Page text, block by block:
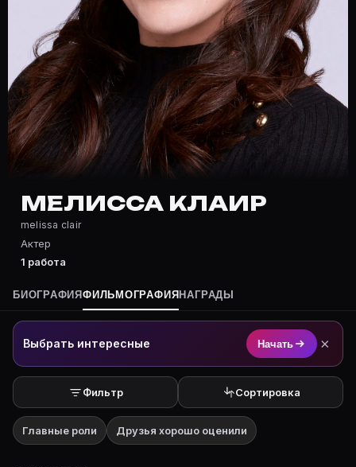
Частые вопросы о Мелисса Клаир
Где снималась Мелисса Клаир?
Фильмография Мелисса Клаир — на Movie Planner:
Какие фильмы снимал(а) Мелисса Клаир?
Полный список — на Movie Planner: https://movie-
Кто такой(ая) Мелисса Клаир?
Мелисса Клаир — Актриса. Биография и роли на
Где открыть фильмографию Мелисса Клаир?
На Movie Planner: https://movie-planner.ru/s/
МЕЛИССА КЛАИР
melissa clair
Актер
1 работа
БИОГРАФИЯФИЛЬМОГРАФИЯ НАГРАДЫ
Выбрать интересные Начать ×
Фильтр Сортировка
Главные роли Друзья хорошо оценили